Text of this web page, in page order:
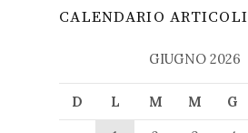
CALENDARIO ARTICOLI
GIUGNO 2026
D L M M G